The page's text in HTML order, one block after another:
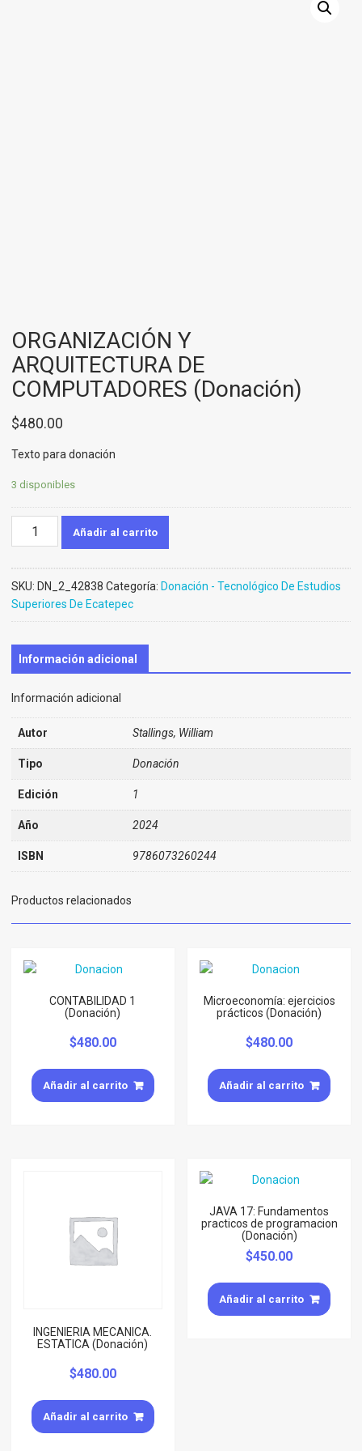
ORGANIZACIÓN Y
ARQUITECTURA DE
COMPUTADORES (Donación)
$480.00
Texto para donación
3 disponibles
ORGANIZACIÓN
COMPUTADORES
(Donación)
Añadir al carrito
SKU: DN_2_42838 Categoría: Donación - Tecnológico De Estudios
Superiores De Ecatepec
Información adicional
Información adicional
Autor Stallings, William
Tipo Donación
Edición 1
Año 2024
ISBN 9786073260244
Productos relacionados
CONTABILIDAD 1
(Donación)
$480.00
Añadir al carrito
Microeconomía: ejercicios
prácticos (Donación)
$480.00
Añadir al carrito
INGENIERIA MECANICA.
ESTATICA (Donación)
$480.00
Añadir al carrito
JAVA 17: Fundamentos
practicos de programacion
(Donación)
$450.00
Añadir al carrito